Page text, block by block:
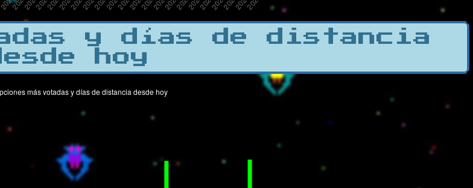
y días de distancia
hoy